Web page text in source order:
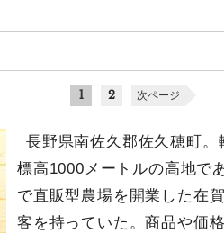
1 2 次ページ
長野県南佐久郡佐久穂町
標高1000メートルの高地で
で直販型農場を開業した在
客を持っていた。商品や価